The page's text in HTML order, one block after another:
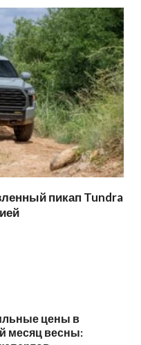
пикап Tundra
цены в
месяц весны: